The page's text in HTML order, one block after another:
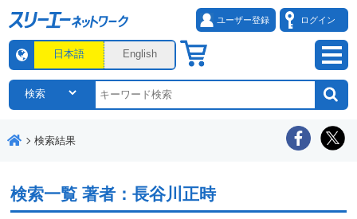
ユーザー登録 ログイン
日本語 English
検索結果
検索一覧著者：長谷川正時